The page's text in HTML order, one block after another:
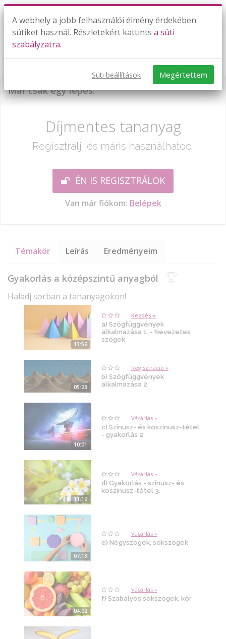
Szögfüggvények alkalmazása 2.
Már csak egy lépés:
Díjmentes tananyag
Regisztrálj, és máris használhatod:
ÉN IS REGISZTRÁLOK
Van már fiókom: Belépek
Témakör Leírás Eredményeim
Gyakorlás a középszintű anyagból
Haladj sorban a tananyagokon!
13:56
Kezdés »
a) Szögfüggvények
alkalmazása 1. - Nevezetes
szögek
05:28
Regisztráció »
b) Szögfüggvények
alkalmazása 2.
10:01
Vásárlás »
c) Szinusz- és koszinusz-tétel
- gyakorlás 2.
11:19
Vásárlás »
d) Gyakorlás - szinusz- és
koszinusz-tétel 3.
07:18
Vásárlás »
e) Négyszögek, sokszögek
04:02
Vásárlás »
f) Szabályos sokszögek, kör
A webhely a jobb felhasználói élmény érdekében
sütiket használ. Részletekért kattints a süti
szabályzatra.
Süti beállítások Megértettem